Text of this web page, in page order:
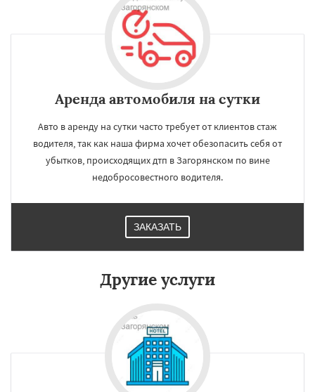
Работаем по
регионам
Ильинский Красково
Лопатино
Менделеевск
Нахабино
Обухово
Октябрьский
Аренда автомобиля на сутки
Авто в аренду на сутки часто требует от клиентов стаж
водителя, так как наша фирма хочет обезопасить себя от
убытков, происходящих дтп в Загорянском по вине
недобросовестного водителя.
ЗАКАЗАТЬ
Другие услуги
УЗНАТЬ ПОДРОБНЕЕ
Даю согласие на обработку персональных данных